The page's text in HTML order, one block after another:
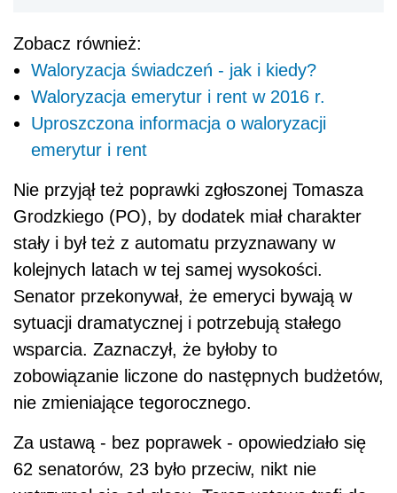
Zobacz również:
Waloryzacja świadczeń - jak i kiedy?
Waloryzacja emerytur i rent w 2016 r.
Uproszczona informacja o waloryzacji
emerytur i rent
Nie przyjął też poprawki zgłoszonej Tomasza
Grodzkiego (PO), by dodatek miał charakter
stały i był też z automatu przyznawany w
kolejnych latach w tej samej wysokości.
Senator przekonywał, że emeryci bywają w
sytuacji dramatycznej i potrzebują stałego
wsparcia. Zaznaczył, że byłoby to
zobowiązanie liczone do następnych budżetów,
nie zmieniające tegorocznego.
Za ustawą - bez poprawek - opowiedziało się
62 senatorów, 23 było przeciw, nikt nie